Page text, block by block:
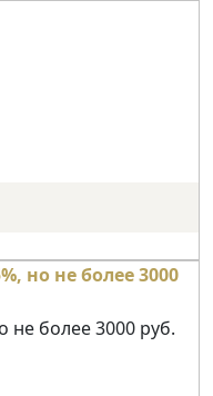
не более 3000 руб.